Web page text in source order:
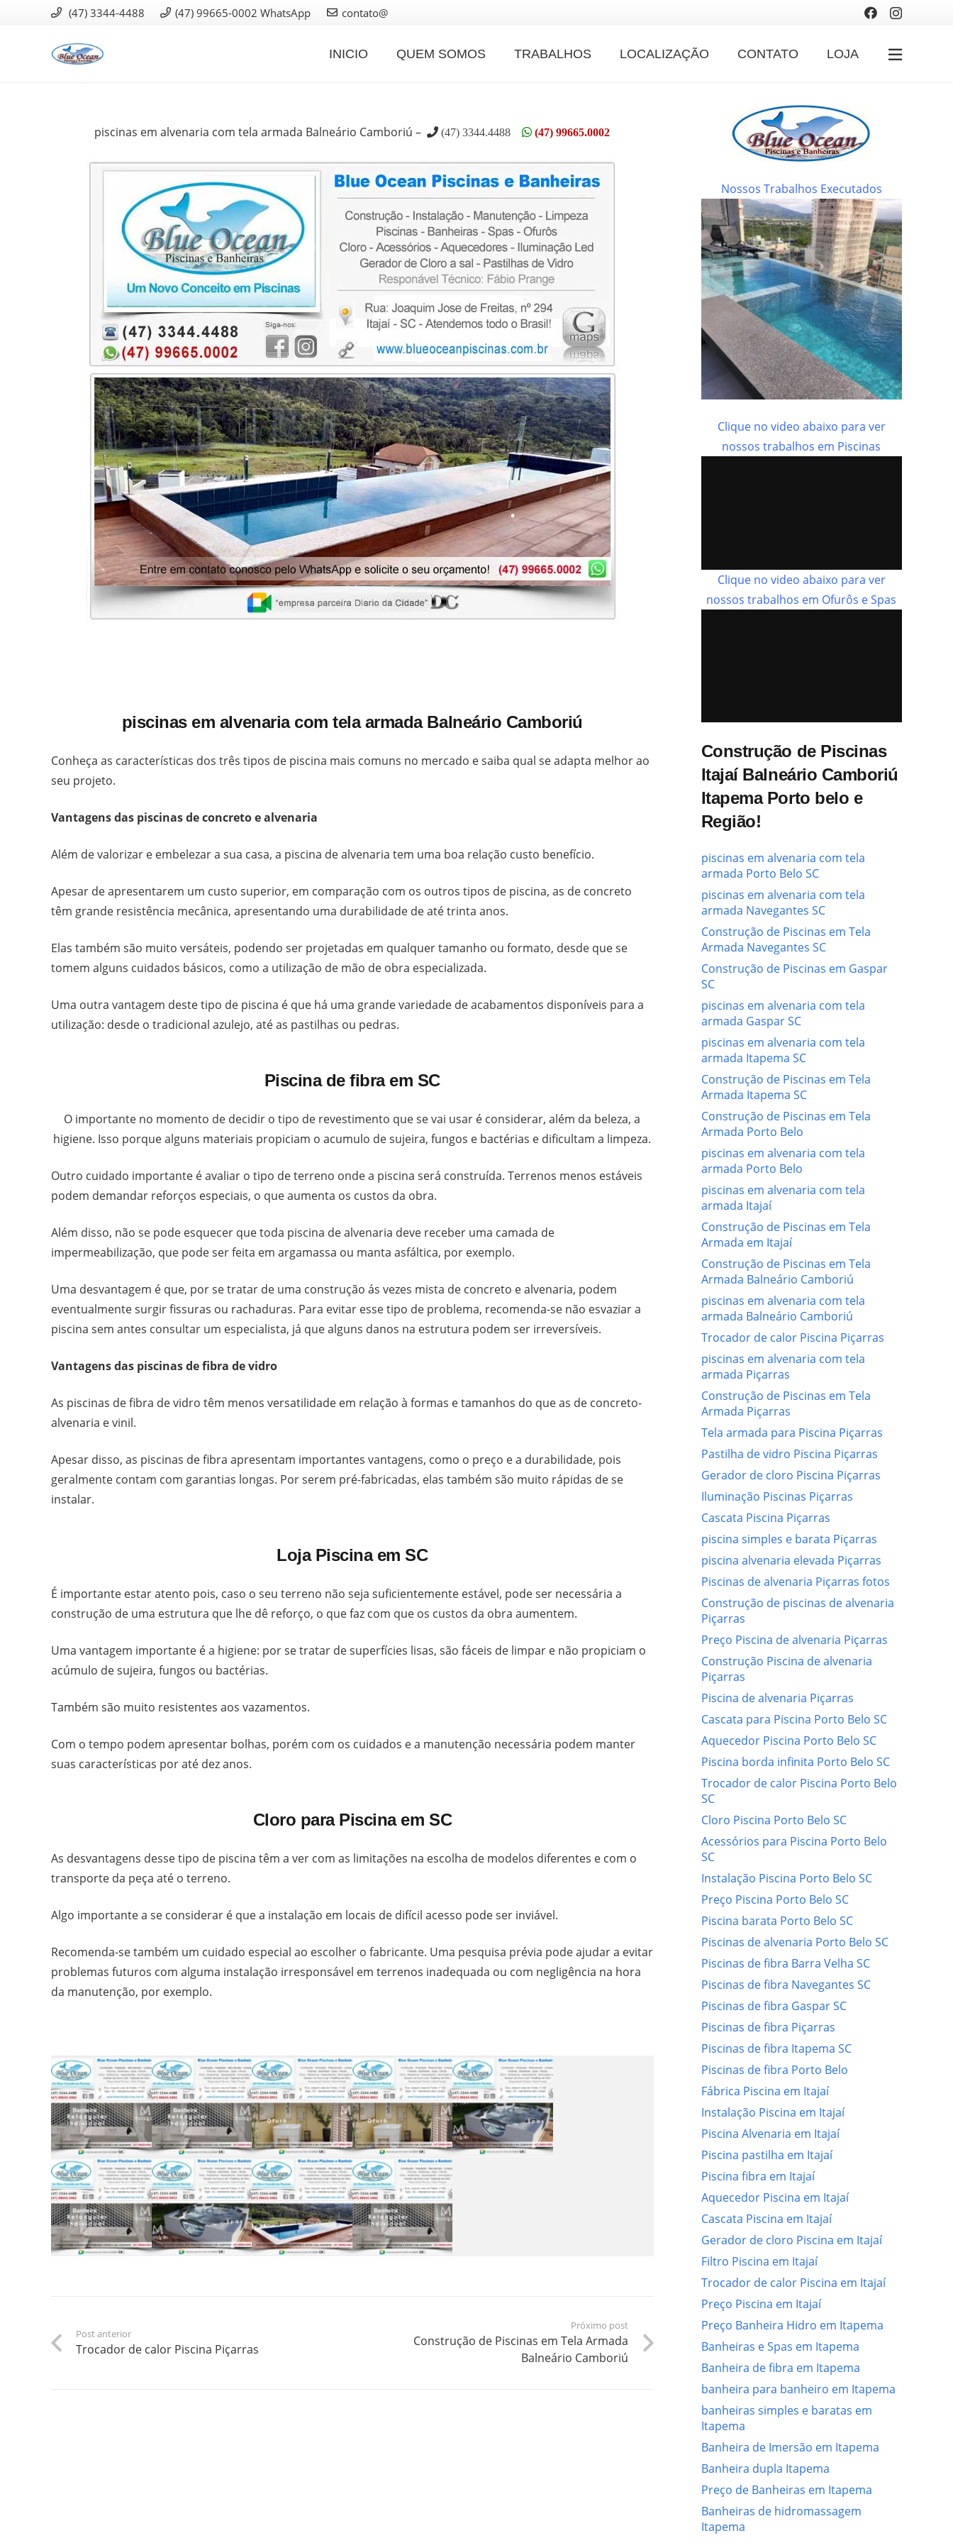
(47) 3344-4488 (47) 99665-0002 WhatsApp contato@
INICIO QUEM SOMOS TRABALHOS LOCALIZAÇÃO CONTATO LOJA
piscinas em alvenaria com tela armada Balneário Camboriú – (47) 3344.4488 (47) 99665.0002
piscinas em alvenaria com tela armada Balneário Camboriú
Conheça as características dos três tipos de piscina mais comuns no mercado e saiba qual se adapta melhor ao
seu projeto.
Vantagens das piscinas de concreto e alvenaria
Além de valorizar e embelezar a sua casa, a piscina de alvenaria tem uma boa relação custo benefício.
Apesar de apresentarem um custo superior, em comparação com os outros tipos de piscina, as de concreto
têm grande resistência mecânica, apresentando uma durabilidade de até trinta anos.
Elas também são muito versáteis, podendo ser projetadas em qualquer tamanho ou formato, desde que se
tomem alguns cuidados básicos, como a utilização de mão de obra especializada.
Uma outra vantagem deste tipo de piscina é que há uma grande variedade de acabamentos disponíveis para a
utilização: desde o tradicional azulejo, até as pastilhas ou pedras.
Piscina de fibra em SC
O importante no momento de decidir o tipo de revestimento que se vai usar é considerar, além da beleza, a
higiene. Isso porque alguns materiais propiciam o acumulo de sujeira, fungos e bactérias e dificultam a limpeza.
Outro cuidado importante é avaliar o tipo de terreno onde a piscina será construída. Terrenos menos estáveis
podem demandar reforços especiais, o que aumenta os custos da obra.
Além disso, não se pode esquecer que toda piscina de alvenaria deve receber uma camada de
impermeabilização, que pode ser feita em argamassa ou manta asfáltica, por exemplo.
Uma desvantagem é que, por se tratar de uma construção ás vezes mista de concreto e alvenaria, podem
eventualmente surgir fissuras ou rachaduras. Para evitar esse tipo de problema, recomenda-se não esvaziar a
piscina sem antes consultar um especialista, já que alguns danos na estrutura podem ser irreversíveis.
Vantagens das piscinas de fibra de vidro
As piscinas de fibra de vidro têm menos versatilidade em relação à formas e tamanhos do que as de concreto-
alvenaria e vinil.
Apesar disso, as piscinas de fibra apresentam importantes vantagens, como o preço e a durabilidade, pois
geralmente contam com garantias longas. Por serem pré-fabricadas, elas também são muito rápidas de se
instalar.
Loja Piscina em SC
É importante estar atento pois, caso o seu terreno não seja suficientemente estável, pode ser necessária a
construção de uma estrutura que lhe dê reforço, o que faz com que os custos da obra aumentem.
Uma vantagem importante é a higiene: por se tratar de superfícies lisas, são fáceis de limpar e não propiciam o
acúmulo de sujeira, fungos ou bactérias.
Também são muito resistentes aos vazamentos.
Com o tempo podem apresentar bolhas, porém com os cuidados e a manutenção necessária podem manter
suas características por até dez anos.
Cloro para Piscina em SC
As desvantagens desse tipo de piscina têm a ver com as limitações na escolha de modelos diferentes e com o
transporte da peça até o terreno.
Algo importante a se considerar é que a instalação em locais de difícil acesso pode ser inviável.
Recomenda-se também um cuidado especial ao escolher o fabricante. Uma pesquisa prévia pode ajudar a evitar
problemas futuros com alguma instalação irresponsável em terrenos inadequada ou com negligência na hora
da manutenção, por exemplo.
Post anterior
Trocador de calor Piscina Piçarras
Próximo post
Construção de Piscinas em Tela Armada
Balneário Camboriú
Nossos Trabalhos Executados
Clique no video abaixo para ver
nossos trabalhos em Piscinas
Clique no video abaixo para ver
nossos trabalhos em Ofurôs e Spas
Construção de Piscinas
Itajaí Balneário Camboriú
Itapema Porto belo e
Região!
piscinas em alvenaria com tela
armada Porto Belo SC
piscinas em alvenaria com tela
armada Navegantes SC
Construção de Piscinas em Tela
Armada Navegantes SC
Construção de Piscinas em Gaspar
SC
piscinas em alvenaria com tela
armada Gaspar SC
piscinas em alvenaria com tela
armada Itapema SC
Construção de Piscinas em Tela
Armada Itapema SC
Construção de Piscinas em Tela
Armada Porto Belo
piscinas em alvenaria com tela
armada Porto Belo
piscinas em alvenaria com tela
armada Itajaí
Construção de Piscinas em Tela
Armada em Itajaí
Construção de Piscinas em Tela
Armada Balneário Camboriú
piscinas em alvenaria com tela
armada Balneário Camboriú
Trocador de calor Piscina Piçarras
piscinas em alvenaria com tela
armada Piçarras
Construção de Piscinas em Tela
Armada Piçarras
Tela armada para Piscina Piçarras
Pastilha de vidro Piscina Piçarras
Gerador de cloro Piscina Piçarras
Iluminação Piscinas Piçarras
Cascata Piscina Piçarras
piscina simples e barata Piçarras
piscina alvenaria elevada Piçarras
Piscinas de alvenaria Piçarras fotos
Construção de piscinas de alvenaria
Piçarras
Preço Piscina de alvenaria Piçarras
Construção Piscina de alvenaria
Piçarras
Piscina de alvenaria Piçarras
Cascata para Piscina Porto Belo SC
Aquecedor Piscina Porto Belo SC
Piscina borda infinita Porto Belo SC
Trocador de calor Piscina Porto Belo
SC
Cloro Piscina Porto Belo SC
Acessórios para Piscina Porto Belo
SC
Instalação Piscina Porto Belo SC
Preço Piscina Porto Belo SC
Piscina barata Porto Belo SC
Piscinas de alvenaria Porto Belo SC
Piscinas de fibra Barra Velha SC
Piscinas de fibra Navegantes SC
Piscinas de fibra Gaspar SC
Piscinas de fibra Piçarras
Piscinas de fibra Itapema SC
Piscinas de fibra Porto Belo
Fábrica Piscina em Itajaí
Instalação Piscina em Itajaí
Piscina Alvenaria em Itajaí
Piscina pastilha em Itajaí
Piscina fibra em Itajaí
Aquecedor Piscina em Itajaí
Cascata Piscina em Itajaí
Gerador de cloro Piscina em Itajaí
Filtro Piscina em Itajaí
Trocador de calor Piscina em Itajaí
Preço Piscina em Itajaí
Preço Banheira Hidro em Itapema
Banheiras e Spas em Itapema
Banheira de fibra em Itapema
banheira para banheiro em Itapema
banheiras simples e baratas em
Itapema
Banheira de Imersão em Itapema
Banheira dupla Itapema
Preço de Banheiras em Itapema
Banheiras de hidromassagem
Itapema